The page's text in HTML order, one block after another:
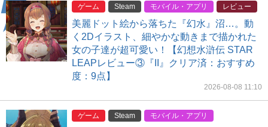
ゲーム Steam モバイル・アプリ レビュー
美麗ドット絵から落ちた『幻水』沼…。動
く2Dイラスト、細やかな動きまで描かれた
女の子達が超可愛い！【幻想水滸伝 STAR
LEAPレビュー③『II』クリア済：おすすめ
度：9点】
2026-08-08 11:10
ゲーム Steam モバイル・アプリ